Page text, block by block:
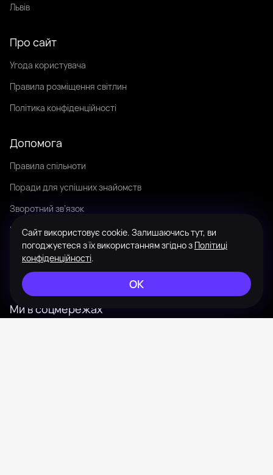
Львів
Про сайт
Угода користувача
Правила розміщення світлин
Політика конфіденційності
Допомога
Правила спільноти
Поради для успішних знайомств
Зворотний зв’язок
Мова
Зовнішній вигляд
Мапа сайту
Ми в соцмережах
Сайт використовує cookie. Залишаючись тут, ви
погоджуєтеся з їх використанням згідно з Політиці
конфіденційності.
ОК